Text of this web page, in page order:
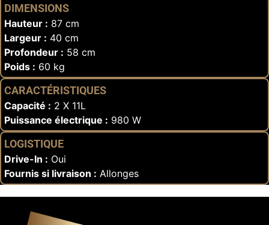
DIMENSIONS
Hauteur : 87 cm
Largeur : 40 cm
Profondeur : 58 cm
Poids : 60 kg
CARACTÉRISTIQUES
Capacité : 2 X 11L
Puissance électrique : 980 W
LOGISTIQUE
Drive-In : Oui
Fournis si livraison : Allonges